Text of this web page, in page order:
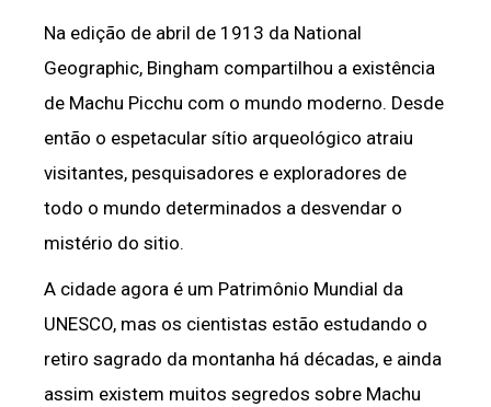
Na edição de abril de 1913 da National
Geographic, Bingham compartilhou a existência
de Machu Picchu com o mundo moderno. Desde
então o espetacular sítio arqueológico atraiu
visitantes, pesquisadores e exploradores de
todo o mundo determinados a desvendar o
mistério do sitio.
A cidade agora é um Patrimônio Mundial da
UNESCO, mas os cientistas estão estudando o
retiro sagrado da montanha há décadas, e ainda
assim existem muitos segredos sobre Machu